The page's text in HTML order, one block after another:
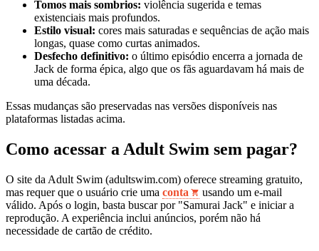
Tomos mais sombrios: violência sugerida e temas
existenciais mais profundos.
Estilo visual: cores mais saturadas e sequências de ação mais
longas, quase como curtas animados.
Desfecho definitivo: o último episódio encerra a jornada de
Jack de forma épica, algo que os fãs aguardavam há mais de
uma década.
Essas mudanças são preservadas nas versões disponíveis nas
plataformas listadas acima.
Como acessar a Adult Swim sem pagar?
O site da Adult Swim (adultswim.com) oferece streaming gratuito,
mas requer que o usuário crie uma conta
usando um e‑mail
válido. Após o login, basta buscar por "Samurai Jack" e iniciar a
reprodução. A experiência inclui anúncios, porém não há
necessidade de cartão de crédito.